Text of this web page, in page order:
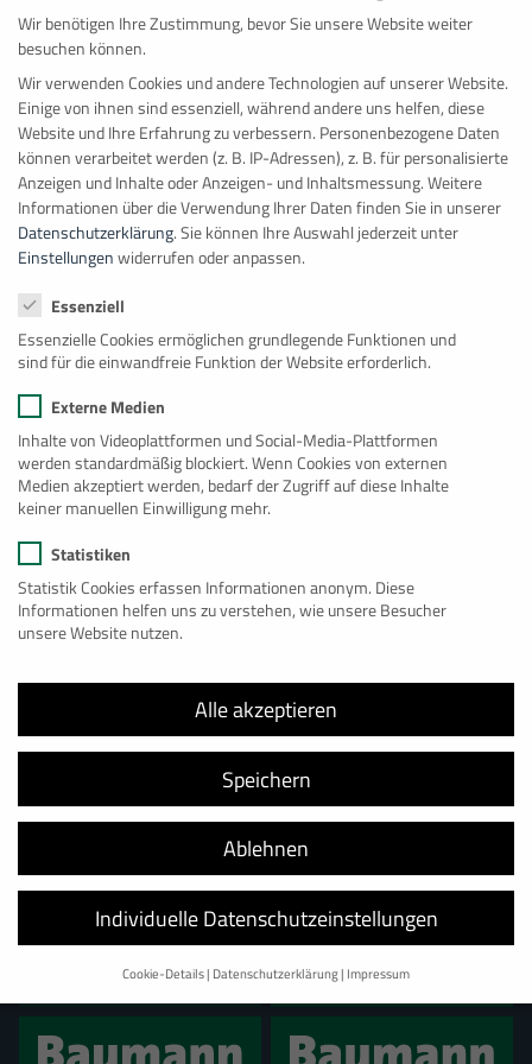
10′ Bürocontainer
wie bei größeren Bürocontainer, jedoch ist die Arbeitsfläche
begrenzter, was die Anzahl der Personen und die Menge der
Ausrüstung, die darin untergebracht werden kann,
einschränkt. In der Regel wird ein 10-Fuß Bürocontainer als
temporäres Büro, Umkleideraum, Verkaufsstand oder Lager
genutzt. Es ist ideal für den Einsatz an Orten, an denen der
Platz begrenzt ist oder nur ein kleiner Arbeitsbereich
benötigt wird.
Unsere weiteren Geschäftsbereiche
Wir benötigen Ihre Zustimmung, bevor Sie unsere Website weiter
besuchen können.
Wir verwenden Cookies und andere Technologien auf unserer Website.
Einige von ihnen sind essenziell, während andere uns helfen, diese
Website und Ihre Erfahrung zu verbessern. Personenbezogene Daten
können verarbeitet werden (z. B. IP-Adressen), z. B. für personalisierte
Anzeigen und Inhalte oder Anzeigen- und Inhaltsmessung.Weitere
Informationen über die Verwendung Ihrer Daten finden Sie in unserer
Datenschutzerklärung.Sie können Ihre Auswahl jederzeit unter
Einstellungenwiderrufen oder anpassen.
Essenziell
Essenzielle Cookies ermöglichen grundlegende Funktionen und
sind für die einwandfreie Funktion der Website erforderlich.
Externe Medien
Inhalte von Videoplattformen und Social-Media-Plattformen
werden standardmäßig blockiert. Wenn Cookies von externen
Medien akzeptiert werden, bedarf der Zugriff auf diese Inhalte
keiner manuellen Einwilligung mehr.
Statistiken
Statistik Cookies erfassen Informationen anonym. Diese
Informationen helfen uns zu verstehen, wie unsere Besucher
unsere Website nutzen.
Alle akzeptieren
Speichern
Ablehnen
Individuelle Datenschutzeinstellungen
Cookie-Details Datenschutzerklärung Impressum
Datenschutzeinstellungen
Wir verwenden Cookies und andere Technologien auf unserer Website.